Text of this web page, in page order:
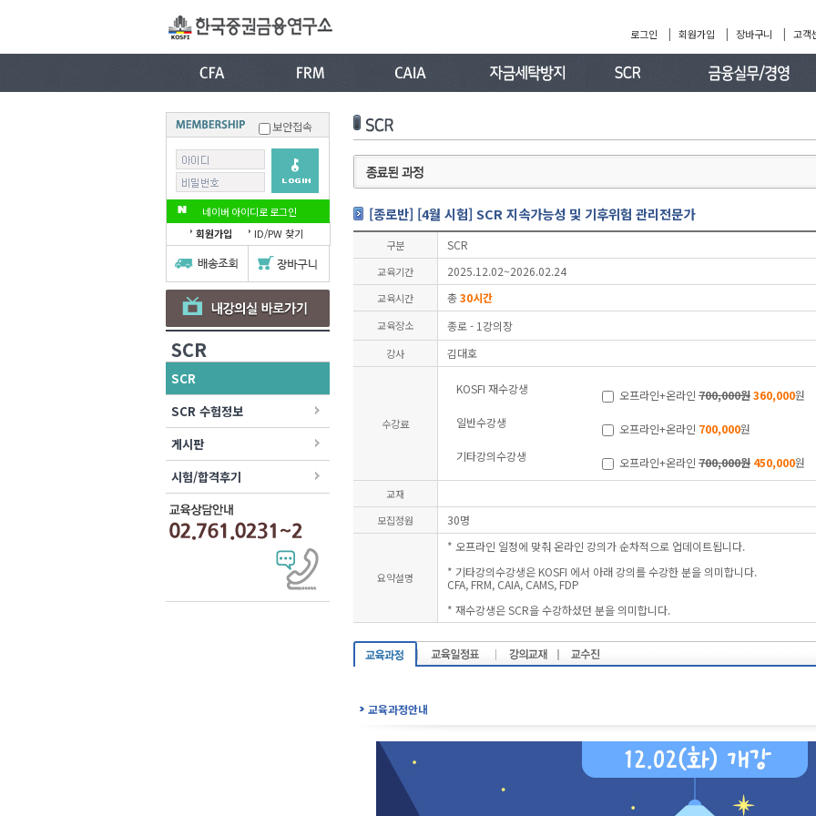
로그인 | 회원가입 | 장바구니 | 고객
보안접속
네이버 아이디로 로그인
회원가입
ID/PW 찾기
SCR
SCR
SCR 수험정보
게시판
시험/합격후기
[종로반] [4월 시험] SCR 지속가능성 및 기후위험 관리전문가
구분 SCR
교육기간 2025.12.02~2026.02.24
교육시간 총30시간
교육장소 종로 - 1강의장
강사 김대호
수강료
KOSFI 재수강생 오프라인+온라인 700,000원360,000
일반수강생
오프라인+온라인 700,000원
기타강의수강생
오프라인+온라인 700,000원 450,000
교재
모집정원
30명
요약설명
* 오프라인 일정에 맞춰 온라인 강의가 순차적으로 업데이트됩니다.
* 기타강의수강생은 KOSFI 에서 아래 강의를 수강한 분을 의미합니다.
CFA, FRM, CAIA, CAMS, FDP
* 재수강생은 SCR을 수강하셨던 분을 의미합니다.
교육과정안내